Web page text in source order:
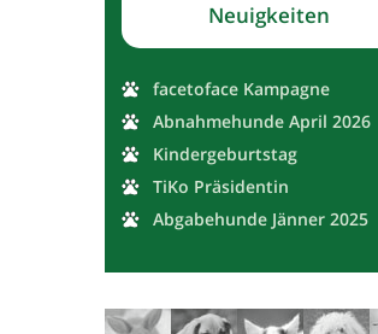
Neuigkeiten
facetoface Kampagne
Abnahmehunde April 2026
Kindergeburtstag
TiKo Präsidentin
Abgabehunde Jänner 2025